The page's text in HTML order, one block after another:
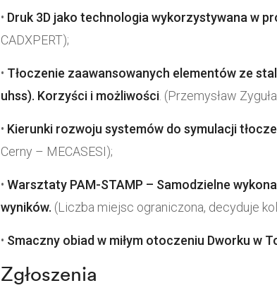
• Druk 3D jako technologia wykorzystywana w
CADXPERT);
• Tłoczenie zaawansowanych elementów ze
uhss). Korzyści i możliwości . (Przemysław
• Kierunki rozwoju systemów do symulacji
Cerny – MECASESI);
• Warsztaty PAM-STAMP – Samodzielne
wyników. (Liczba miejsc ograniczona, decyduje
• Smaczny obiad w miłym otoczeniu Dworku w
Zgłoszenia